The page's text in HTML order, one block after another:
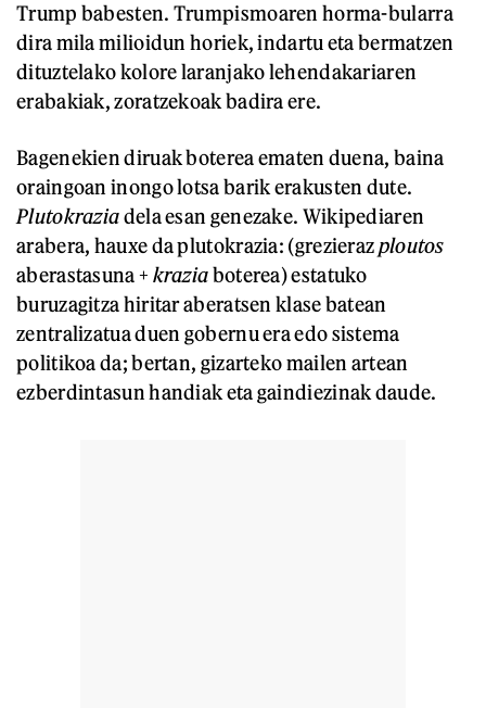
Trump babesten. Trumpismoaren horma-bularra
dira mila milioidun horiek, indartu eta bermatzen
dituztelako kolore laranjako lehendakariaren
erabakiak, zoratzekoak badira ere.
Bagenekien diruak boterea ematen duena, baina
oraingoan inongo lotsa barik erakusten dute.
Plutokraziadela esan genezake. Wikipediaren
arabera, hauxe da plutokrazia: (grezierazploutos
aberastasuna + kraziaboterea) estatuko
buruzagitza hiritar aberatsen klase batean
zentralizatua duen gobernu era edo sistema
politikoa da; bertan, gizarteko mailen artean
ezberdintasun handiak eta gaindiezinak daude.